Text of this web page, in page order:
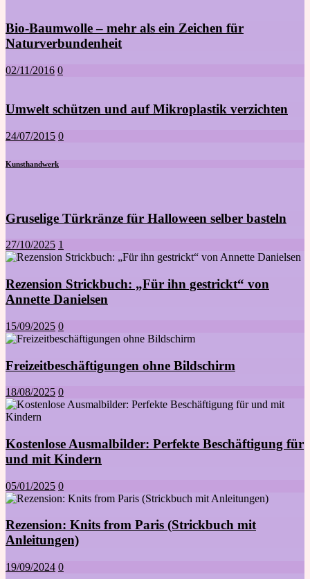
Bio-Baumwolle – mehr als ein Zeichen für
Naturverbundenheit
02/11/2016 0
Umwelt schützen und auf Mikroplastik verzichten
24/07/2015 0
Kunsthandwerk
Gruselige Türkränze für Halloween selber basteln
27/10/2025 1
Rezension Strickbuch: „Für ihn gestrickt“ von
Annette Danielsen
15/09/2025 0
Freizeitbeschäftigungen ohne Bildschirm
18/08/2025 0
Kostenlose Ausmalbilder: Perfekte Beschäftigung für
und mit Kindern
05/01/2025 0
Rezension: Knits from Paris (Strickbuch mit
Anleitungen)
19/09/2024 0